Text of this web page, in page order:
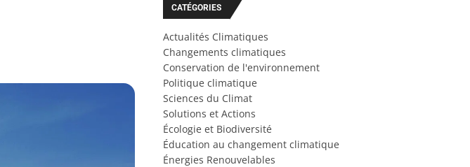
CATÉGORIES
Actualités Climatiques
Changements climatiques
Conservation de l'environnement
Politique climatique
Sciences du Climat
Solutions et Actions
Écologie et Biodiversité
Éducation au changement climatique
Énergies Renouvelables